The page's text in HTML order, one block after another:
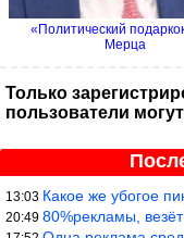
«Политический
Мерца
Только
пользователи
13:03 Какое же убогое
20:49 80%рекламы, везёт